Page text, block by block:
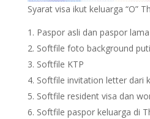
Syarat visa ikut keluarga “O”
Paspor asli dan paspor
Softfile foto background
Softfile KTP
Softfile invitation letter dari
Softfile resident visa dan
Softfile paspor keluarga di